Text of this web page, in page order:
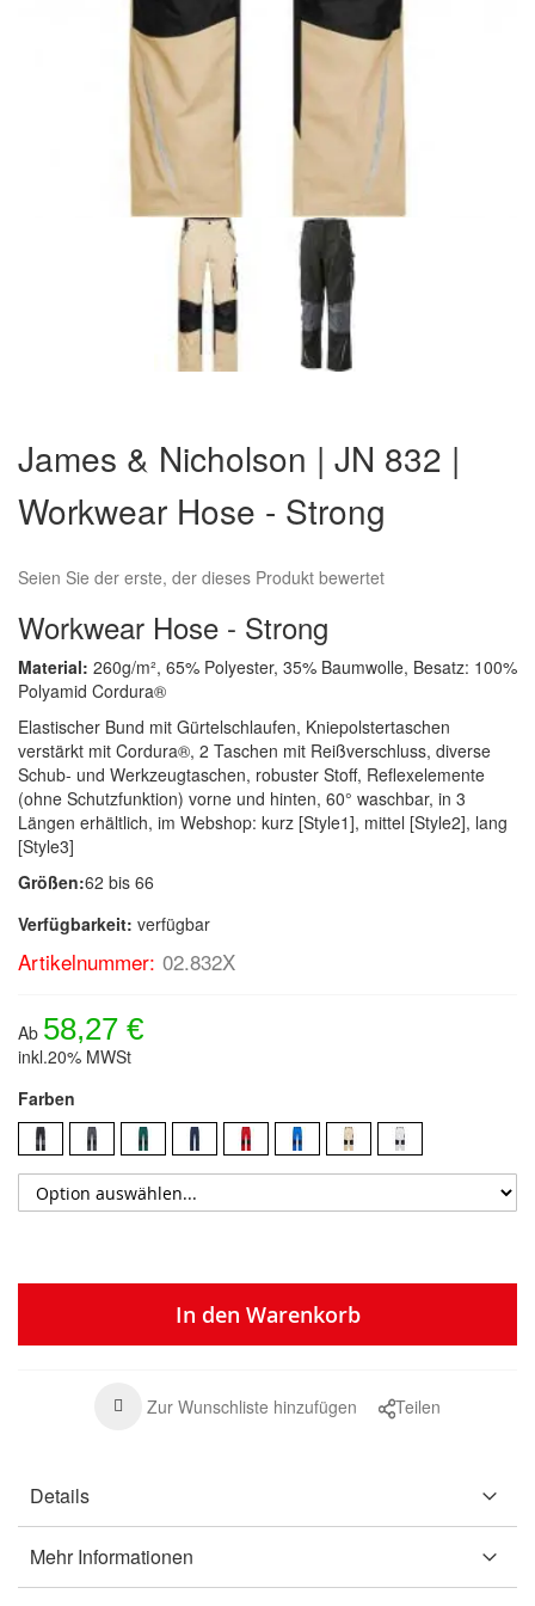
der
Bildergalerie
springen
James & Nicholson | JN 832 |
Workwear Hose - Strong
Seien Sie der erste, der dieses Produkt bewertet
Workwear Hose - Strong
Material: 260g/m², 65% Polyester, 35% Baumwolle, Besatz: 100%
Polyamid Cordura®
Elastischer Bund mit Gürtelschlaufen, Kniepolstertaschen
verstärkt mit Cordura®, 2 Taschen mit Reißverschluss, diverse
Schub- und Werkzeugtaschen, robuster Stoff, Reflexelemente
(ohne Schutzfunktion) vorne und hinten, 60° waschbar, in 3
Längen erhältlich, im Webshop: kurz [Style1], mittel [Style2], lang
[Style3]
Größen:62 bis 66
Verfügbarkeit: verfügbar
Artikelnummer: 02.832X
Ab 58,27 €
inkl.20% MWSt
Farben
In den Warenkorb
Zur Wunschliste hinzufügen Teilen
Details
Mehr Informationen